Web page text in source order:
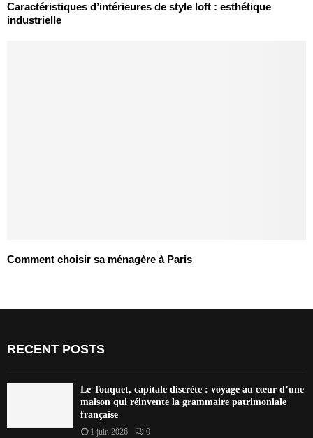
Caractéristiques d’intérieures de style loft : esthétique
industrielle
Comment choisir sa ménagère à Paris
RECENT POSTS
Le Touquet, capitale discrète : voyage au cœur d’une
maison qui réinvente la grammaire patrimoniale
française
1 juin 2026 0